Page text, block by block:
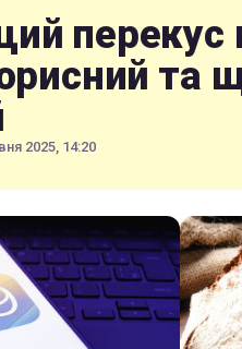
перекус
та
2025, 14:20